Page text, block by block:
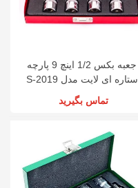
جعبه بکس 1/2 اینچ 9 پارچه
ستاره ای لایت مدل S-2019
تماس بگیرید